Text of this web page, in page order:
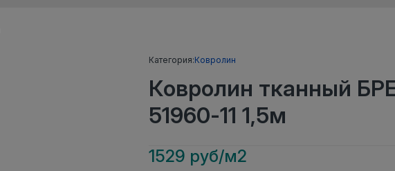
Категория:Ковролин
Ковролин тканный
51960-11 1,5м
1529 руб/м2